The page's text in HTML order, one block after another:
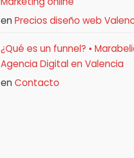
en Precios diseño web
¿Qué es un funnel? •
Agencia Digital en Valencia
en Contacto